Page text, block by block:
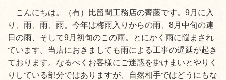
こんにちは。（有）比留間工務店の齊藤です。9月に入
り、雨、雨、雨。今年は梅雨入りからの雨、8月中旬の連
日の雨、そして9月初旬のこの雨。とにかく雨に悩まされ
ています。当店におきましても雨による工事の遅延が起き
ております。なるべくお客様にご迷惑を掛けまいとやりく
りしている部分ではありますが、自然相手ではどうにもな